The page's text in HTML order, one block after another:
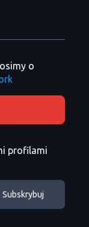
o
profilami